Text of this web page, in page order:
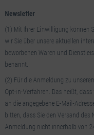
Newsletter
(1) Mit Ihrer Einwilligung können
wir Sie über unsere aktuellen
beworbenen Waren und
benannt.
(2) Für die Anmeldung zu
Opt-in-Verfahren. Das heißt,
an die angegebene E-Mail-
bitten, dass Sie den Versand des
Anmeldung nicht innerhalb von